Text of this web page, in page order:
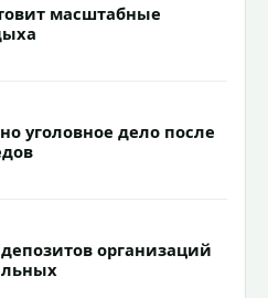
масштабные
уголовное дело после
организаций